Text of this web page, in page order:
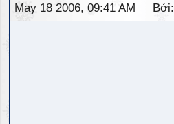
May 18 2006, 09:41 AM Bởi: